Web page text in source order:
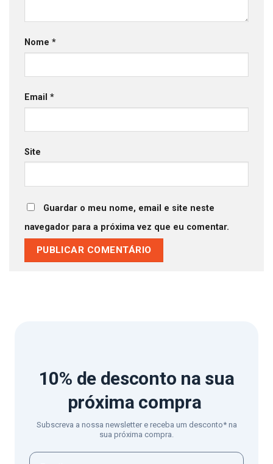
Nome *
Email *
Site
Guardar o meu nome, email e site neste
navegador para a próxima vez que eu comentar.
10% de desconto na sua
próxima compra
Subscreva a nossa newsletter e receba um desconto* na
sua próxima compra.